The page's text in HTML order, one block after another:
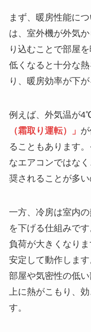
まず、暖房性能に
は、室外機が外気
り込むことで部屋
低くなると十分な
り、暖房効率が下
例えば、外気温が
（霜取り運転）」
ることもあります
なエアコンではな
奨されることが多い
一方、冷房は室内
を下げる仕組みで
負荷が大きくなり
安定して動作しま
部屋や気密性の低
上に熱がこもり、
す。